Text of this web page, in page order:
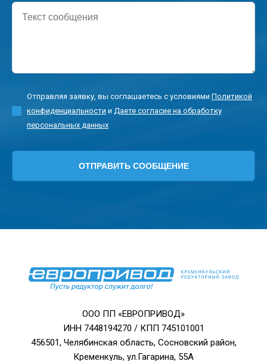
сообщения
Отправляя заявку, вы соглашаетесь с условиями Политикой
конфиденциальности и Даете согласие на обработку
персональных данных
ООО ПП «ЕВРОПРИВОД»
ИНН 7448194270 / КПП 745101001
456501, Челябинская область, Сосновский район,
Кременкуль, ул.Гагарина, 55А